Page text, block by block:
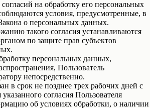
на обработку его персональных
условия, предусмотренные, в
о персональных данных.
такого согласия устанавливаются
по защите прав субъектов
персональных данных,
Пользователь
непосредственно.
в срок не позднее трех рабочих дней с
согласия Пользователя
об условиях обработки, о наличии